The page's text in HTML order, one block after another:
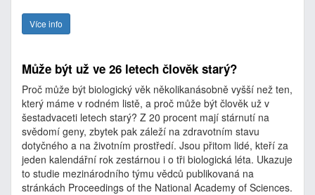
Více info
Může být už ve 26 letech člověk starý?
Proč může být biologický věk několikanásobně vyšší než ten,
který máme v rodném listě, a proč může být člověk už v
šestadvaceti letech starý? Z 20 procent mají stárnutí na
svědomí geny, zbytek pak záleží na zdravotním stavu
dotyčného a na životním prostředí. Jsou přitom lidé, kteří za
jeden kalendářní rok zestárnou i o tři biologická léta. Ukazuje
to studie mezinárodního týmu vědců publikovaná na
stránkách Proceedings of the National Academy of Sciences.